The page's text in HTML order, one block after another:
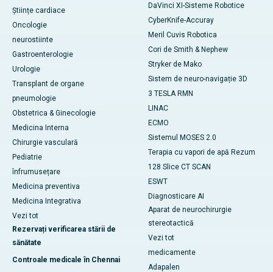
Științe cardiace
Oncologie
neurostiinte
Gastroenterologie
Urologie
Transplant de organe
pneumologie
Obstetrica & Ginecologie
Medicina Interna
Chirurgie vasculară
Pediatrie
înfrumusețare
Medicina preventiva
Medicina Integrativa
Vezi tot
Rezervați verificarea stării de
sănătate
Controale medicale în Chennai
DaVinci XI-Sisteme Robotice
CyberKnife-Accuray
Meril Cuvis Robotica
Cori de Smith & Nephew
Stryker de Mako
Sistem de neuro-navigație 3D
3 TESLA RMN
LINAC
ECMO
Sistemul MOSES 2.0
Terapia cu vapori de apă Rezum
128 Slice CT SCAN
ESWT
Diagnosticare AI
Aparat de neurochirurgie
stereotactică
Vezi tot
medicamente
Adapalen